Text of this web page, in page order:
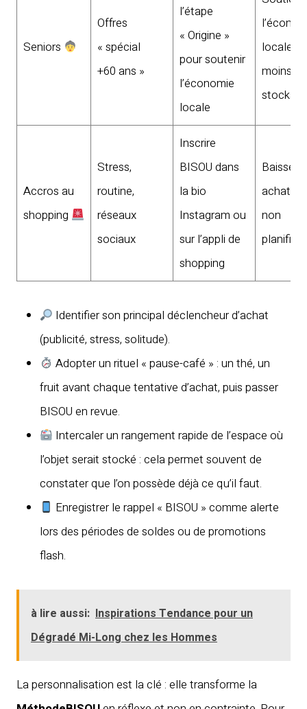
Seniors
Offres
« spécial
+60 ans »
l’étape
« Origine »
pour soutenir
l’économie
locale
locale,
moins de
Accros au
shopping
Stress,
routine,
réseaux
sociaux
Inscrire
BISOU dans
la bio
Instagram ou
sur l’appli de
shopping
Baisse
achats
non
planifiés
Identifier son principal déclencheur d’achat
(publicité, stress, solitude).
Adopter un rituel « pause-café » : un thé, un
fruit avant chaque tentative d’achat, puis passer
BISOU en revue.
Intercaler un rangement rapide de l’espace où
l’objet serait stocké : cela permet souvent de
constater que l’on possède déjà ce qu’il faut.
Enregistrer le rappel « BISOU » comme alerte
lors des périodes de soldes ou de promotions
flash.
à lire aussi: Inspirations Tendance pour un
Dégradé Mi-Long chez les Hommes
La personnalisation est la clé : elle transforme la